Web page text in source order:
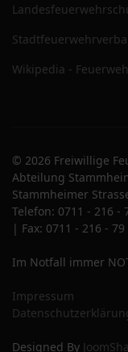
Wikipedia -
© 2026 Freiwillige
Abteilung
Stammheimer
Telefon: 0711 - 216
| Fax: 0711 - 216 - 79
Im Notfall immer
Impressum
Designed By